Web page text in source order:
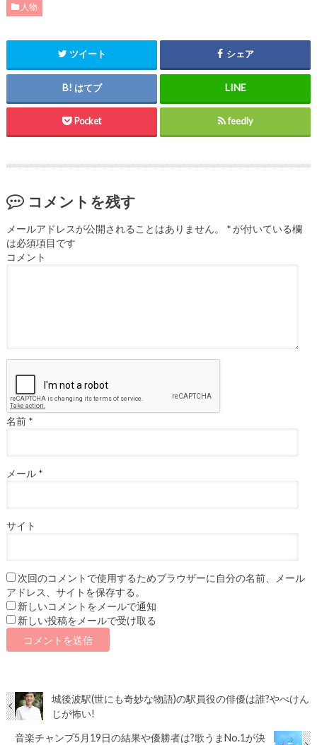
人物
ツイート シェア
はてブ
Pocket feedly
コメントを残す
メールアドレスが公開されることはありません。 *が付いている欄
は必須項目です
コメント
名前 *
メール *
サイト
次回のコメントで使用するためブラウザーに自分の名前、メール
アドレス、サイトを保存する。
新しいコメントをメールで通知
新しい投稿をメールで受け取る
城後波駅(世にも奇妙な物語)の駅員役の俳優は誰?やべけん
じが怖い!
音楽チャンプ5月19日の結果や優勝者は?歌うまNo.1が決